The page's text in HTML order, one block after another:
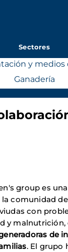
Sectores
y medios
Ganadería
group es
comunidad
con
y
de
. El grupo